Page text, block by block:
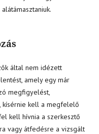
által nem idézett
amely egy már
megfigyelést,
kísérnie kell a megfelelő
kell hívnia a szerkesztő
vagy átfedésre a vizsgált